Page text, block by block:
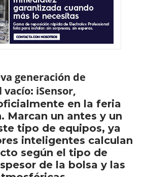
generación de
vacío: iSensor,
en la feria
Marcan un antes y un
tipo de equipos, ya
inteligentes calculan
según el tipo de
de la bolsa y las